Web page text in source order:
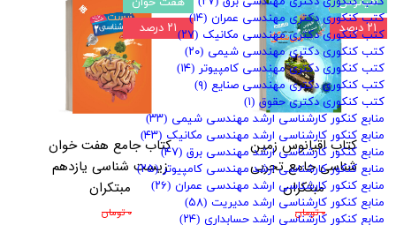
کتاب اقیانوس زمین
شناسی جامع تجربی
مبتکران
۰ تومان
۲۱ درصد
کتاب جامع هفت خوان
زیست شناسی یازدهم
مبتکران
۰ تومان
۲۱ درصد
کتب کنکوری دکتری مهندسی عمران (۱۴)
کتب کنکوری دکتری مهندسی مکانیک (۲۷)
کتب کنکوری دکتری مهندسی شیمی (۲۰)
کتب کنکوری دکتری مهندسی کامپیوتر (۱۴)
کتب کنکوری دکتری مهندسی صنایع (۹)
کتب کنکوری دکتری حقوق (۱)
منابع کنکور کارشناسی ارشد مهندسی شیمی (۳۳)
منابع کنکور کارشناسی ارشد مهندسی مکانیک (۴۳)
منابع کنکور کارشناسی ارشد مهندسی برق (۴۷)
منابع کنکور کارشناسی ارشد مهندسی کامپیوتر (۲۵)
منابع کنکور کارشناسی ارشد مهندسی عمران (۲۶)
منابع کنکور کارشناسی ارشد مدیریت (۵۸)
منابع کنکور کارشناسی ارشد حسابداری (۲۴)